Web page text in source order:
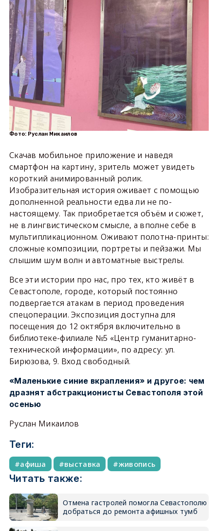
Фото: Руслан Микаилов
Скачав мобильное приложение и наведя
смартфон на картину, зритель может увидеть
короткий анимированный ролик.
Изобразительная история оживает с помощью
дополненной реальности едва ли не по-
настоящему. Так приобретается объём и сюжет,
не в лингвистическом смысле, а вполне себе в
мультипликационном. Оживают полотна-принты:
сложные композиции, портреты и пейзажи. Мы
слышим шум волн и автоматные выстрелы.
Все эти истории про нас, про тех, кто живёт в
Севастополе, городе, который постоянно
подвергается атакам в период проведения
спецоперации. Экспозиция доступна для
посещения до 12 октября включительно в
библиотеке-филиале №5 «Центр гуманитарно-
технической информации», по адресу: ул.
Бирюзова, 9. Вход свободный.
«Маленькие синие вкрапления» и другое: чем
дразнят абстракционисты Севастополя этой
осенью
Руслан Микаилов
Теги:
афиша выставка живопись
Читать также:
Отмена гастролей помогла Севастополю
добраться до ремонта афишных тумб